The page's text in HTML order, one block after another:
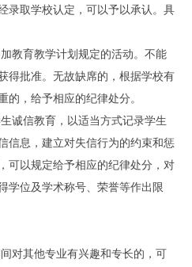
录取学校认定，可以予以承认。具
育教学计划规定的活动。不能
得批准。无故缺席的，根据学校有
的，给予相应的纪律处分。
信教育，以适当方式记录学生
信息，建立对失信行为的约束和惩
可以规定给予相应的纪律处分，对
学位及学术称号、荣誉等作出限
其他专业有兴趣和专长的，可